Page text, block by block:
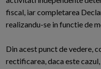
fiscal, iar completarea
realizandu-se in functie de
Din acest punct de vedere,
rectificarea, daca este